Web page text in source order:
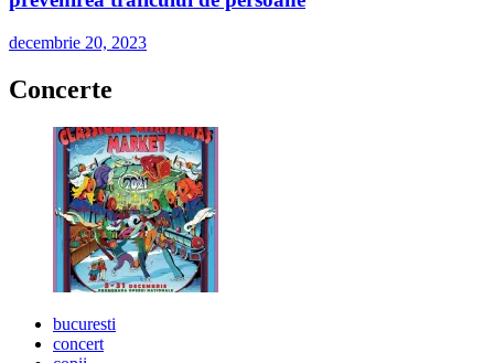
decembrie 20, 2023
Concerte
bucuresti
concert